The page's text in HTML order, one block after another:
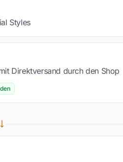
Styles
Direktversand durch den Shop